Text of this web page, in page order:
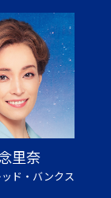
里奈
ド・バンクス